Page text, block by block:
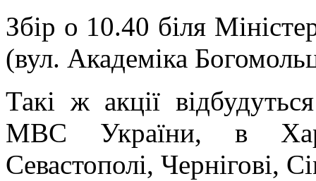
Збір о 10.40 біля
(вул. Академіка
Такі ж акції
МВС України, в
Севастополі, Чернігові,